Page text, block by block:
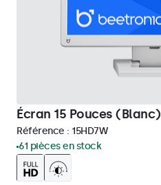
Écran 15 Pouces (Blanc)
Référence : 15HD7W
61 pièces en stock